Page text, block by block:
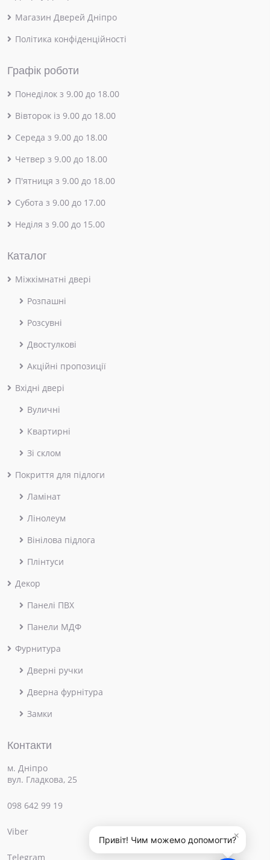
×
Привіт! Чим можемо допомогти?
Магазин Дверей Дніпро
Політика конфіденційності
Графік роботи
Понеділок з 9.00 до 18.00
Вівторок із 9.00 до 18.00
Середа з 9.00 до 18.00
Четвер з 9.00 до 18.00
П'ятниця з 9.00 до 18.00
Субота з 9.00 до 17.00
Неділя з 9.00 до 15.00
Каталог
Міжкімнатні двері
Розпашні
Розсувні
Двостулкові
Акційні пропозиції
Вхідні двері
Вуличні
Квартирні
Зі склом
Покриття для підлоги
Ламінат
Лінолеум
Вінілова підлога
Плінтуси
Декор
Панелі ПВХ
Панели МДФ
Фурнитура
Дверні ручки
Дверна фурнітура
Замки
Контакти
м. Дніпро
вул. Гладкова, 25
098 642 99 19
Viber
Telegram